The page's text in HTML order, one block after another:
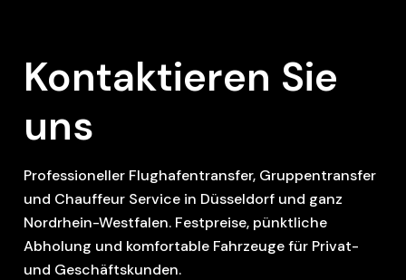
Kontaktieren Sie
uns
Professioneller Flughafentransfer, Gruppentransfer
und Chauffeur Service in Düsseldorf und ganz
Nordrhein-Westfalen. Festpreise, pünktliche
Abholung und komfortable Fahrzeuge für Privat-
und Geschäftskunden.